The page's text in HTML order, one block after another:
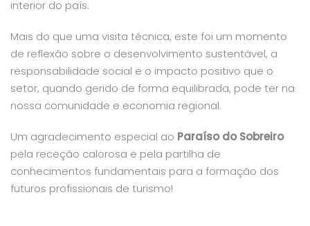
interior do país.
Mais do que uma visita técnica, este foi um momento
de reflexão sobre o desenvolvimento sustentável, a
responsabilidade social e o impacto positivo que o
setor, quando gerido de forma equilibrada, pode ter na
nossa comunidade e economia regional.
Um agradecimento especial ao Paraíso do Sobreiro
pela receção calorosa e pela partilha de
conhecimentos fundamentais para a formação dos
futuros profissionais de turismo!